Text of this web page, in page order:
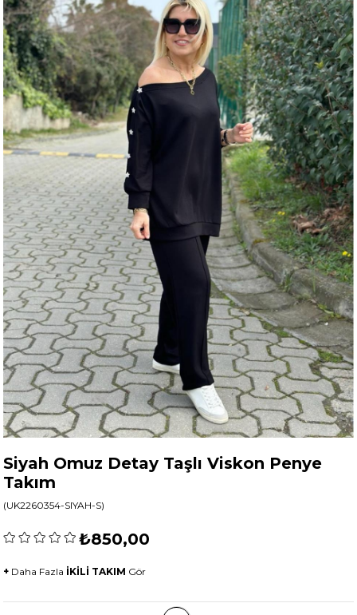
Siyah Omuz Detay Taşlı Viskon Penye
Takım
(UK2260354-SIYAH-S)
₺850,00
+ Daha Fazla İKİLİ TAKIM Gör